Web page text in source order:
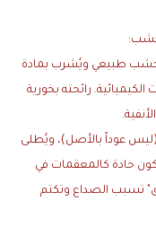
طبيعي ويُشرب بمادة
رائحته بخورية
عوداً بالأصل)، ويُطلى
حادة كالمعقمات في
تسبب الصداع وتكتم